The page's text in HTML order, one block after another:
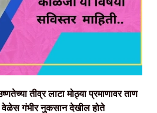
तीव्र लाटा मोठ्या प्रमाणावर ताण
वेळेस गंभीर नुकसान देखील होते